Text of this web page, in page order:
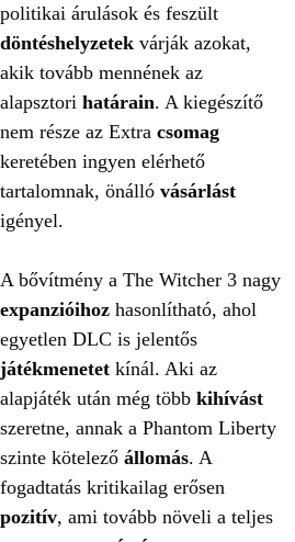
politikai árulások és feszült
döntéshelyzetek várják azokat,
akik tovább mennének az
alapsztori határain. A kiegészítő
nem része az Extra csomag
keretében ingyen elérhető
tartalomnak, önálló vásárlást
igényel.
A bővítmény a The Witcher 3 nagy
expanzióihoz hasonlítható, ahol
egyetlen DLC is jelentős
játékmenetet kínál. Aki az
alapjáték után még több kihívást
szeretne, annak a Phantom Liberty
szinte kötelező állomás. A
fogadtatás kritikailag erősen
pozitív, ami tovább növeli a teljes